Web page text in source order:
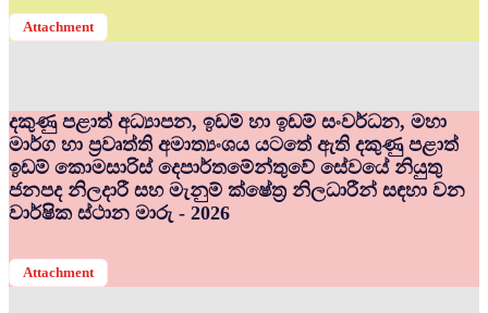
Attachment
දකුණු පළාත් අධ්‍යාපන, ඉඩම් හා ඉඩම් සංවර්ධන, මහා
මාර්ග හා ප්‍රවෘත්ති අමාත්‍යංශය යටතේ ඇති දකුණු පළාත්
ඉඩම් කොමසාරිස් දෙපාර්තමේන්තුවේ සේවයේ නියුතු
ජනපද නිලදාරී සහ මැනුම් ක්ෂේත්‍ර නිලධාරීන් සඳහා වන
වාර්ෂික ස්ථාන මාරු - 2026
Attachment